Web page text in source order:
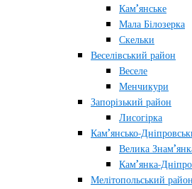
Кам’янське
Мала Білозерка
Скельки
Веселівський район
Веселе
Менчикури
Запорізький район
Лисогірка
Кам’янсько-
Велика
Кам’янка-
Мелітопольський район